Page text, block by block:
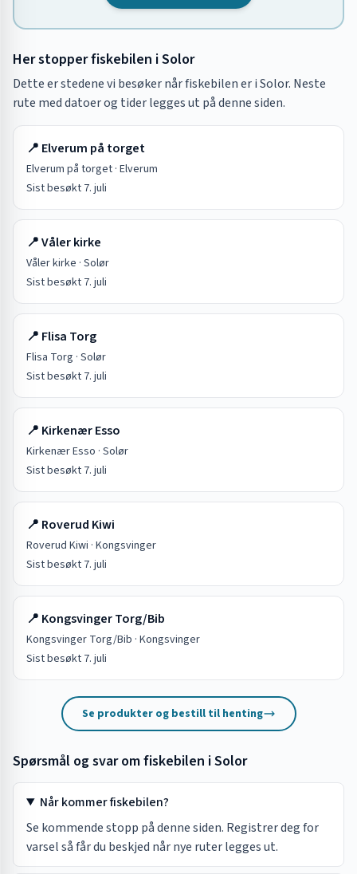
Her stopper fiskebilen iSolor
Dette er stedene vi besøker når fiskebilen er iSolor. Neste
rute med datoer og tider legges ut på denne siden.
📍 Elverum på torget
Elverum på torget · Elverum
Sist besøkt 7. juli
📍Våler kirke
Våler kirke · Solør
Sist besøkt 7. juli
📍 Flisa Torg
Flisa Torg · Solør
Sist besøkt 7. juli
📍 Kirkenær Esso
Kirkenær Esso · Solør
Sist besøkt 7. juli
📍 Roverud Kiwi
Roverud Kiwi · Kongsvinger
Sist besøkt 7. juli
📍 Kongsvinger Torg/Bib
Kongsvinger Torg/Bib · Kongsvinger
Sist besøkt 7. juli
Se produkter og bestill til henting
Spørsmål og svar om fiskebilen iSolor
Når kommer fiskebilen?
Se kommende stopp på denne siden. Registrer deg for
varsel så får du beskjed når nye ruter legges ut.